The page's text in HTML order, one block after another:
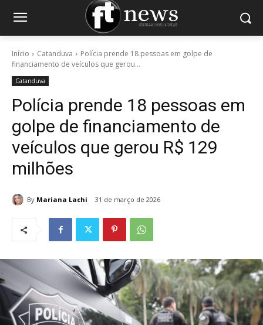
Início Catanduva
Polícia prende 18 pessoas em golpe de
financiamento de veículos que gerou...
Catanduva
Polícia prende 18 pessoas em
golpe de financiamento de
veículos que gerou R$ 129
milhões
By Mariana Lachi 31 de março de 2026